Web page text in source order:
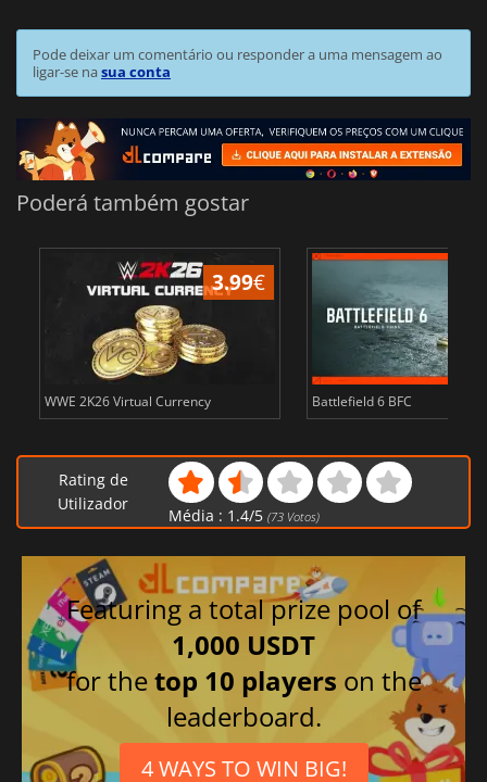
Pode deixar um comentário ou responder a uma mensagem ao
ligar-se nasua conta
Poderá também gostar
3.99€
WWE 2K26 Virtual Currency Battlefield 6 BFC
Rating de
Utilizador
Média : 1.4/5 (73Votos)
Featuring a total prize pool of
1,000 USDT
for thetop 10 players on the
leaderboard.
4 WAYS TO WIN BIG!